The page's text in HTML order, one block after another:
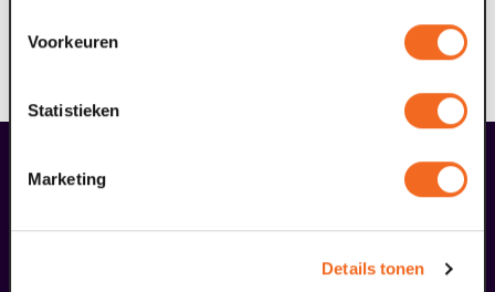
Voorkeuren
Statistieken
Marketing
Details tonen
aanvragen, lees je
. Scholen kunnen ook een
touringcar aanvragen die gedeeltelijk door Arriva
09